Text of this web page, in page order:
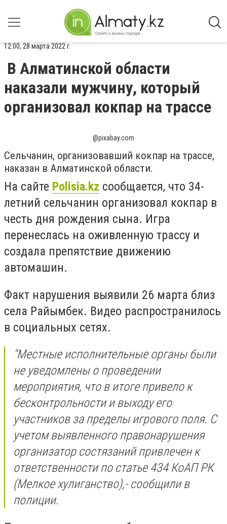
12:00, 28 марта 2022 г.
В Алматинской области
наказали мужчину, который
организовал кокпар на трассе
@pixabay.com
Сельчанин, организовавший кокпар на трассе,
наказан в Алматинской области.
На сайте Polisia.kz сообщается, что 34-
летний сельчанин организовал кокпар в
честь дня рождения сына. Игра
перенеслась на оживленную трассу и
создала препятствие движению
автомашин.
Факт нарушения выявили 26 марта близ
села Райымбек. Видео распространилось
в социальных сетях.
"Местные исполнительные органы были
не уведомлены о проведении
мероприятия, что в итоге привело к
бесконтрольности и выходу его
участников за пределы игрового поля. С
учетом выявленного правонарушения
организатор состязаний привлечен к
ответственности по статье 434 КоАП РК
(Мелкое хулиганство),- сообщили в
полиции.